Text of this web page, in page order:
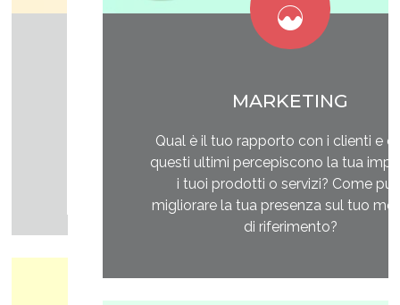
MARKETING
Qual è il tuo rapporto con i clienti e come
questi ultimi percepiscono la tua impresa e
i tuoi prodotti o servizi? Come puoi
migliorare la tua presenza sul tuo mercato
di riferimento?